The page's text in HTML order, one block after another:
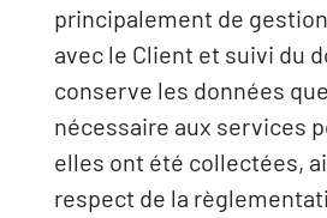
principalement de
avec le Client et suivi du
conserve les données
nécessaire aux services
elles ont été collectées,
respect de la